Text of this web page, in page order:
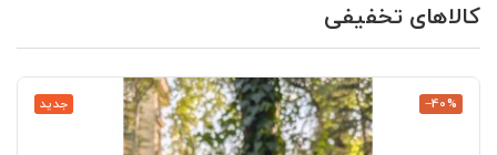
کالاهای تخفیفی
جدید ‎−40%